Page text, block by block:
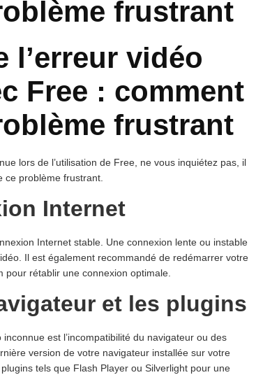
frustrant
l’erreur vidéo
Free : comment
frustrant
lors de l’utilisation de Free, ne vous inquiétez pas, il
ce problème frustrant.
Internet
Internet stable. Une connexion lente ou instable
Il est également recommandé de redémarrer votre
pour rétablir une connexion optimale.
et les plugins
est l’incompatibilité du navigateur ou des
version de votre navigateur installée sur votre
tels que Flash Player ou Silverlight pour une